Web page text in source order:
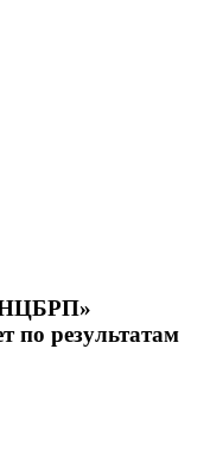
по результатам